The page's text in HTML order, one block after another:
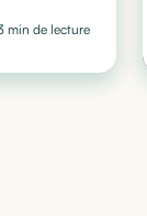
?
guide complet
min de lecture